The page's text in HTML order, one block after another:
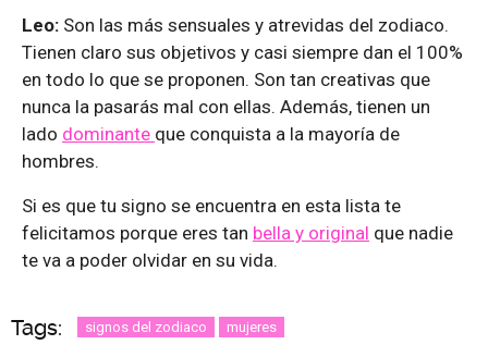
Leo: Son las más sensuales y atrevidas del zodiaco.
Tienen claro sus objetivos y casi siempre dan el 100%
en todo lo que se proponen. Son tan creativas que
nunca la pasarás mal con ellas. Además, tienen un
lado dominante que conquista a la mayoría de
hombres.
Si es que tu signo se encuentra en esta lista te
felicitamos porque eres tan bella y original que nadie
te va a poder olvidar en su vida.
Tags: signos del zodiaco mujeres